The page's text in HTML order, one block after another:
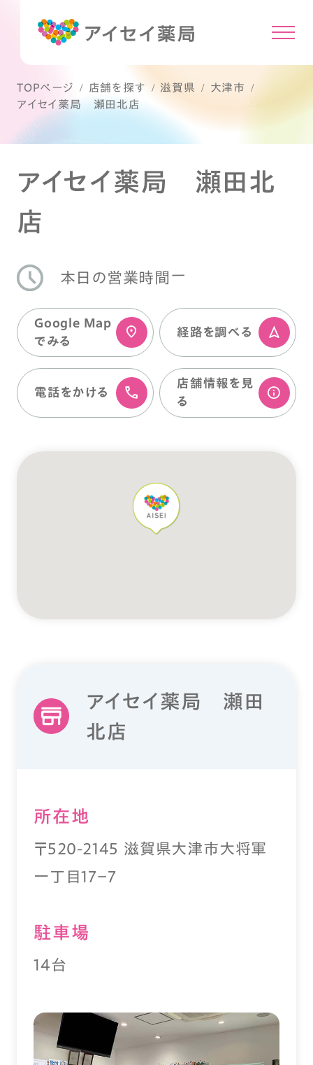
TOPページ 店舗を探す 滋賀県
大津市
アイセイ薬局 瀬田北店
アイセイ薬局 瀬田北
店
本日の営業時間 ー
Google Map
でみる
経路を調べる
電話をかける
店舗情報を⾒
る
アイセイ薬局 瀬田
北店
所在地
〒520-2145 滋賀県大津市大将軍
一丁目17－7
駐⾞場
14台